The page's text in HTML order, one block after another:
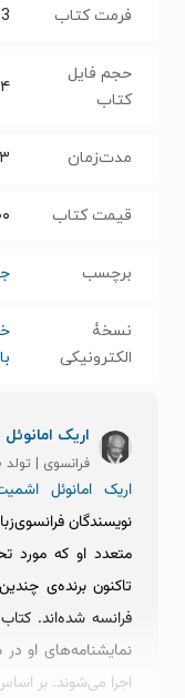
فرمت کتاب
حجم فایل
کتاب
مدت‌زمان ۳ ساعت و ۴۶ دقیقه
قیمت کتاب
برچسب
نسخۀ
الکترونیکی
اریک
فرانسوی | تولد ۱۹۶۰
اریک امانوئل
نویسندگان
متعدد او که مورد
تاکنون برنده‌ی
اجرا می‌شوند. بر